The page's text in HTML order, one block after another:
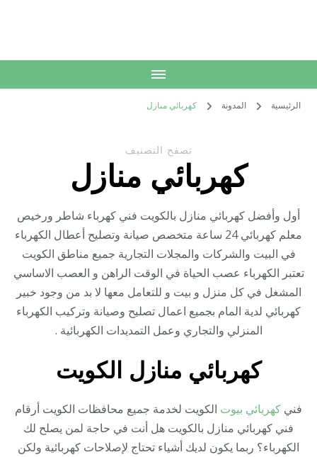
الرئيسية المدونة كهربائي منازل
تصفح التصنيف
كهربائي منازل
أول وأفضل كهربائي منازل بالكويت فني كهرباء شاطر ورخيص
معلم كهربائي 24 ساعة متخصص صيانة وتصليح أعطال الكهرباء
في البيت والشركات والمجلات التجارية جميع مناطق الكويت
تعتبر الكهرباء عصب الحياة في الوقت الراهن و العصب الاساسي
المشغل في كل منزل و بيت و للتعامل معها لا بد من وجود خبير
كهربائي لدية المام بجميع اعمال تصليح وصيانة وتركيب الكهرباء
المنزلي والتجاري وعمل التمديدات الكهربائية .
كهربائي منازل الكويت
فني كهربائي بيوت الكويت لخدمة جميع محافظات الكويت أرقام
فني كهربائي منازل بالكويت هل أنت في حاجة لمن يصلح لك
الكهرباء؟ ربما يكون لديك أشياء تحتاج لإصلاحات كهربائية ولكن